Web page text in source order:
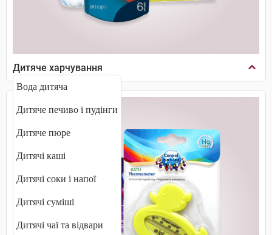
Дитяче харчування
Вода дитяча
Дитяче печиво і пудінги
Дитяче пюре
Дитячі каші
Дитячі соки і напої
Дитячі суміші
Дитячі чаї та відвари